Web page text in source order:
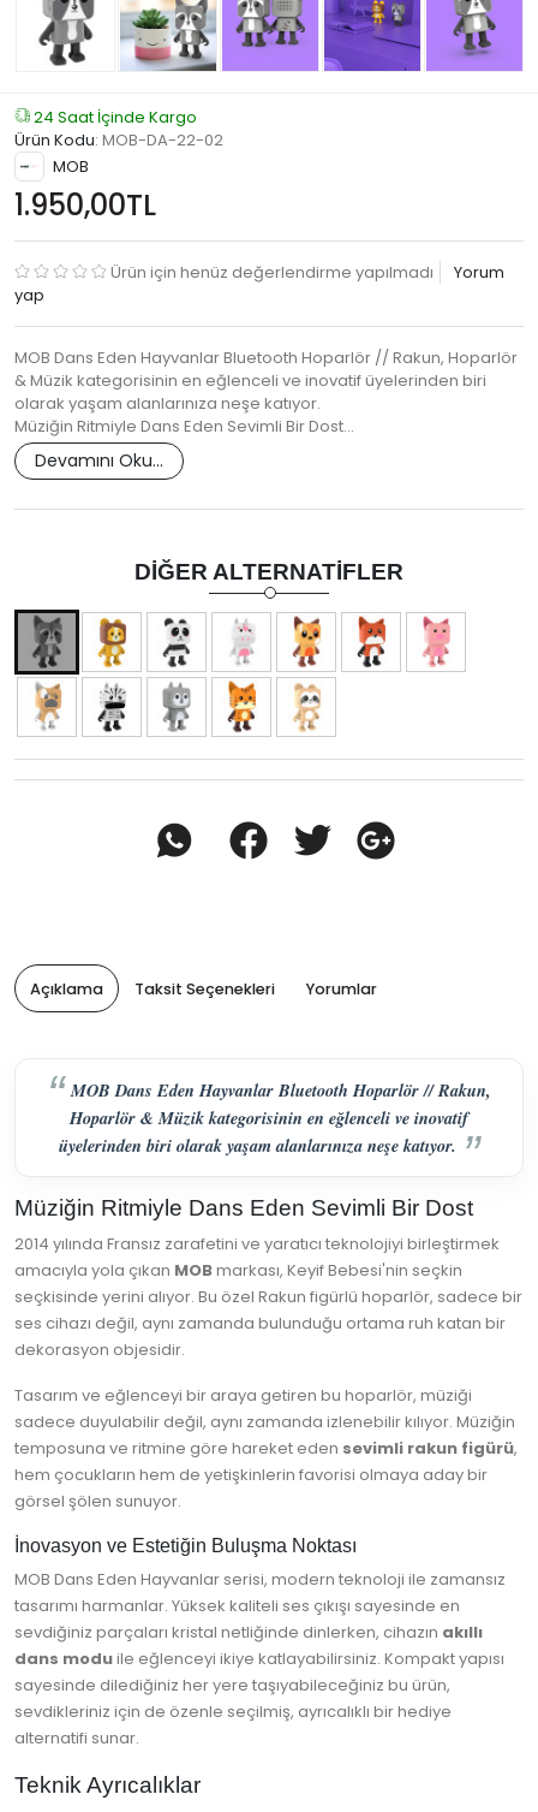
24 Saat İçinde Kargo
Ürün Kodu: MOB-DA-22-02
MOB
1.950,00TL
Ürün için henüz değerlendirme yapılmadı
Yorum
yap
MOB Dans Eden Hayvanlar Bluetooth Hoparlör // Rakun, Hoparlör
& Müzik kategorisinin en eğlenceli ve inovatif üyelerinden biri
olarak yaşam alanlarınıza neşe katıyor.
Müziğin Ritmiyle Dans Eden Sevimli Bir Dost…
Devamını Oku...
DIĞER ALTERNATIFLER
Açıklama Taksit Seçenekleri Yorumlar
MOB Dans Eden Hayvanlar Bluetooth Hoparlör // Rakun,
Hoparlör & Müzik kategorisinin en eğlenceli ve inovatif
üyelerinden biri olarak yaşam alanlarınıza neşe katıyor.
Müziğin Ritmiyle Dans Eden Sevimli Bir Dost
2014 yılında Fransız zarafetini ve yaratıcı teknolojiyi birleştirmek
amacıyla yola çıkan MOBmarkası, Keyif Bebesi'nin seçkin
seçkisinde yerini alıyor. Bu özel Rakun figürlü hoparlör, sadece bir
ses cihazı değil, aynı zamanda bulunduğu ortama ruh katan bir
dekorasyon objesidir.
Tasarım ve eğlenceyi bir araya getiren bu hoparlör, müziği
sadece duyulabilir değil, aynı zamanda izlenebilir kılıyor. Müziğin
temposuna ve ritmine göre hareket eden sevimli rakun figürü,
hem çocukların hem de yetişkinlerin favorisi olmaya aday bir
görsel şölen sunuyor.
İnovasyon ve Estetiğin Buluşma Noktası
MOB Dans Eden Hayvanlar serisi, modern teknoloji ile zamansız
tasarımı harmanlar. Yüksek kaliteli ses çıkışı sayesinde en
sevdiğiniz parçaları kristal netliğinde dinlerken, cihazın akıllı
dans moduile eğlenceyi ikiye katlayabilirsiniz. Kompakt yapısı
sayesinde dilediğiniz her yere taşıyabileceğiniz bu ürün,
sevdikleriniz için de özenle seçilmiş, ayrıcalıklı bir hediye
alternatifi sunar.
Teknik Ayrıcalıklar